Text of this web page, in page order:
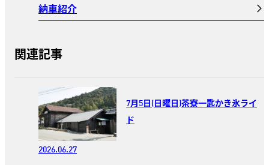
納車紹介
関連記事
7月5日(日曜日)茶寮一匙かき氷ライ
ド
2026.06.27